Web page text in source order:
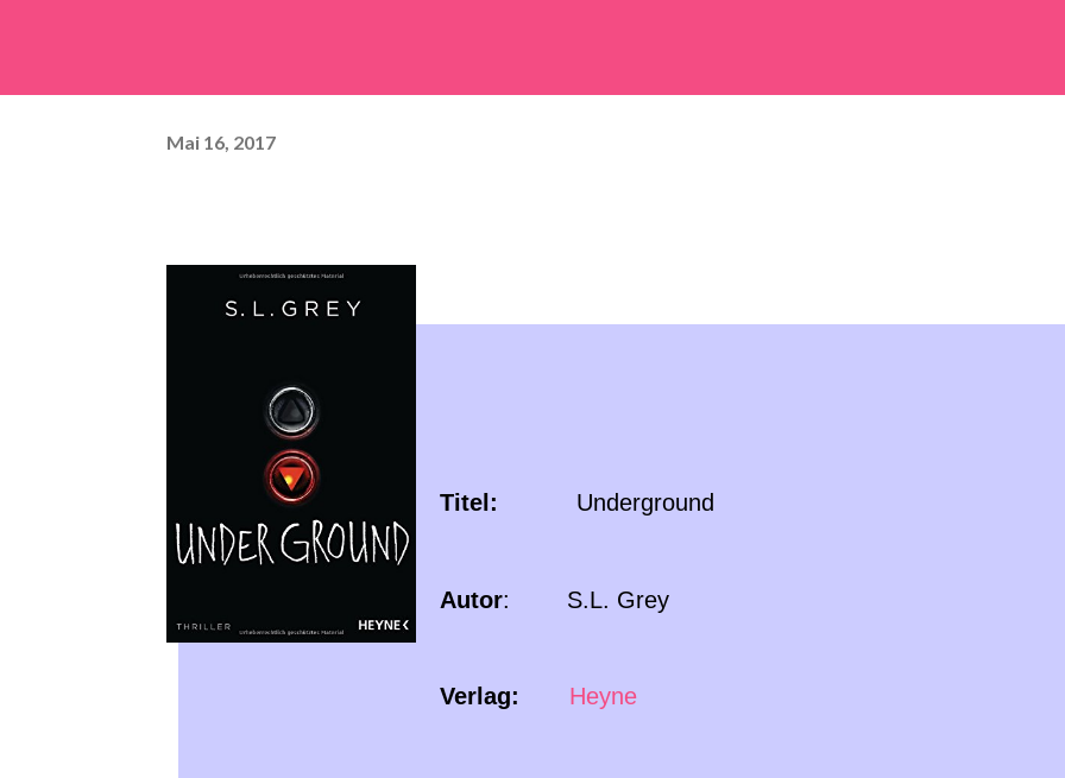
Mai 16, 2017
Titel: Underground
Autor: S.L. Grey
Verlag: Heyne